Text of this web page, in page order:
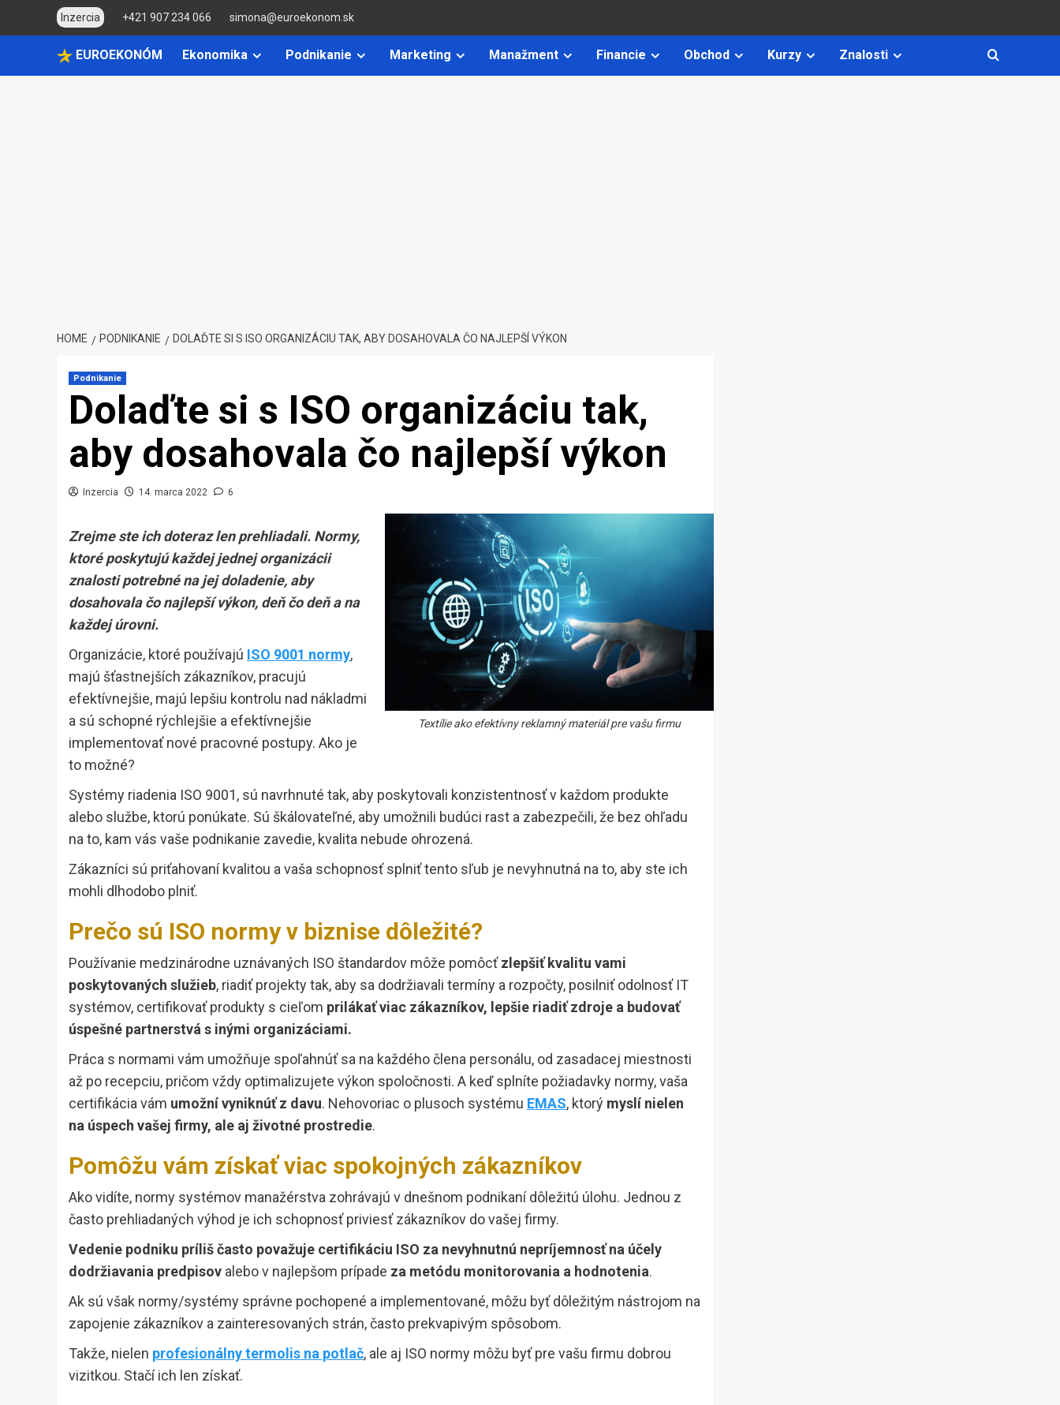
Inzercia +421 907 234 066 simona@euroekonom.sk
EUROEKONÓM Ekonomika Podnikanie Marketing Manažment Financie Obchod Kurzy Znalosti
HOME PODNIKANIE DOLAĎTE SI S ISO ORGANIZÁCIU TAK, ABY DOSAHOVALA ČO NAJLEPŠÍ VÝKON
Podnikanie
Dolaďte si s ISO organizáciu tak,
aby dosahovala čo najlepší výkon
Inzercia 14. marca 2022 6
Textílie ako efektívny reklamný materiál pre vašu firmu
Zrejme ste ich doteraz len prehliadali. Normy,
ktoré poskytujú každej jednej organizácii
znalosti potrebné na jej doladenie, aby
dosahovala čo najlepší výkon, deň čo deň a na
každej úrovni.
Organizácie, ktoré používajú ISO 9001 normy,
majú šťastnejších zákazníkov, pracujú
efektívnejšie, majú lepšiu kontrolu nad nákladmi
a sú schopné rýchlejšie a efektívnejšie
implementovať nové pracovné postupy. Ako je
to možné?
Systémy riadenia ISO 9001, sú navrhnuté tak, aby poskytovali konzistentnosť v každom produkte
alebo službe, ktorú ponúkate. Sú škálovateľné, aby umožnili budúci rast a zabezpečili, že bez ohľadu
na to, kam vás vaše podnikanie zavedie, kvalita nebude ohrozená.
Zákazníci sú priťahovaní kvalitou a vaša schopnosť splniť tento sľub je nevyhnutná na to, aby ste ich
mohli dlhodobo plniť.
Prečo sú ISO normy v biznise dôležité?
Používanie medzinárodne uznávaných ISO štandardov môže pomôcťzlepšiť kvalitu vami
poskytovaných služieb, riadiť projekty tak, aby sa dodržiavali termíny a rozpočty, posilniť odolnosť IT
systémov, certifikovať produkty s cieľom prilákať viac zákazníkov, lepšie riadiť zdroje a budovať
úspešné partnerstvá s inými organizáciami.
Práca s normami vám umožňuje spoľahnúť sa na každého člena personálu, od zasadacej miestnosti
až po recepciu, pričom vždy optimalizujete výkon spoločnosti. A keď splníte požiadavky normy, vaša
certifikácia vám umožní vyniknúť z davu. Nehovoriac o plusoch systému EMAS, ktorý myslí nielen
na úspech vašej firmy, ale aj životné prostredie.
Pomôžu vám získať viac spokojných zákazníkov
Ako vidíte, normy systémov manažérstva zohrávajú v dnešnom podnikaní dôležitú úlohu. Jednou z
často prehliadaných výhod je ich schopnosť priviesť zákazníkov do vašej firmy.
Vedenie podniku príliš často považuje certifikáciu ISO za nevyhnutnú nepríjemnosť na účely
dodržiavania predpisov alebo v najlepšom prípade za metódu monitorovania a hodnotenia.
Ak sú však normy/systémy správne pochopené a implementované, môžu byť dôležitým nástrojom na
zapojenie zákazníkov a zainteresovaných strán, často prekvapivým spôsobom.
Takže, nielen profesionálny termolis na potlač, ale aj ISO normy môžu byť pre vašu firmu dobrou
vizitkou. Stačí ich len získať.